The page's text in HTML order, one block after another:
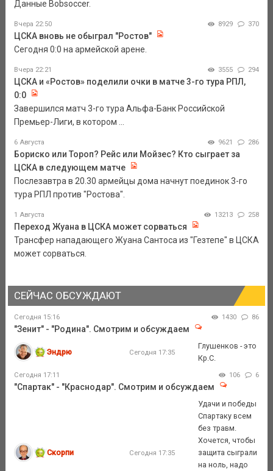
Данные Bobsoccer.
Вчера 22:50 8929 370
ЦСКА вновь не обыграл "Ростов"
Сегодня 0:0 на армейской арене.
Вчера 22:21 3555 294
ЦСКА и «Ростов» поделили очки в матче 3-го тура РПЛ,
0:0
Завершился матч 3-го тура Альфа-Банк Российской
Премьер-Лиги, в котором ...
6 Августа 9621 286
Бориско или Тороп? Рейс или Мойзес? Кто сыграет за
ЦСКА в следующем матче
Послезавтра в 20.30 армейцы дома начнут поединок 3-го
тура РПЛ против "Ростова".
1 Августа 13213 258
Переход Жуана в ЦСКА может сорваться
Трансфер нападающего Жуана Сантоса из "Гезтепе" в ЦСКА
может сорваться.
СЕЙЧАС ОБСУЖДАЮТ
Сегодня 15:16 1430 86
"Зенит" - "Родина". Смотрим и обсуждаем
Эндрю Сегодня 17:35
Глушенков - это
Кр.С.
Сегодня 17:11 106 6
"Спартак" - "Краснодар". Смотрим и обсуждаем
Скорпи Сегодня 17:35
Удачи и победы
Спартаку всем
без травм.
Хочется, чтобы
защита сыграли
на ноль, надо